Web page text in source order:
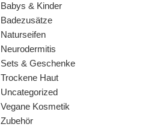
Babys & Kinder
Badezusätze
Naturseifen
Neurodermitis
Sets & Geschenke
Trockene Haut
Uncategorized
Vegane Kosmetik
Zubehör